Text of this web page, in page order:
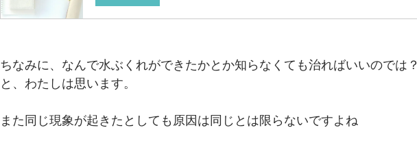
ちなみに、なんで水ぶくれができたかとか知らなくても治ればいいのでは？
と、わたしは思います。
また同じ現象が起きたとしても原因は同じとは限らないですよね